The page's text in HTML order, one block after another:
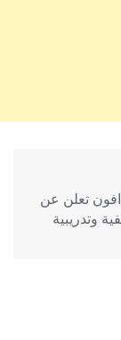
تعلن عن
وتدريبية